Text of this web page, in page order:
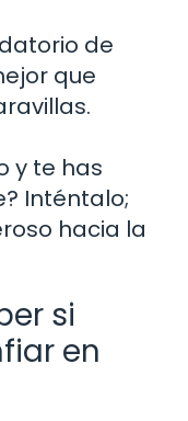
de
que
y te has
Inténtalo;
hacia la
si
en